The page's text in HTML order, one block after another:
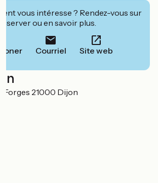
vous intéresse ? Rendez-vous sur
ou en savoir plus.
Courriel Site web
Forges 21000 Dijon